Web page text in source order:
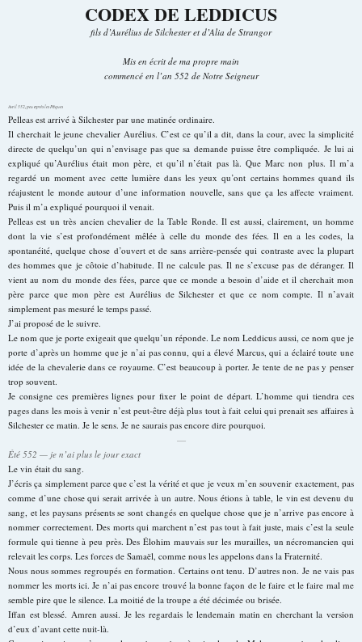
CODEX DE LEDDICUS
fils d’Aurélius de Silchester et d’Alia de Strangor
Mis en écrit de ma propre main
commencé en l’an 552 de Notre Seigneur
Avril 552, peu après les Pâques
Pelleas est arrivé à Silchester par une matinée ordinaire.
Il cherchait le jeune chevalier Aurélius. C’est ce qu’il a dit, dans la cour, avec la simplicité
directe de quelqu’un qui n’envisage pas que sa demande puisse être compliquée. Je lui ai
expliqué qu’Aurélius était mon père, et qu’il n’était pas là. Que Marc non plus. Il m’a
regardé un moment avec cette lumière dans les yeux qu’ont certains hommes quand ils
réajustent le monde autour d’une information nouvelle, sans que ça les affecte vraiment.
Puis il m’a expliqué pourquoi il venait.
Pelleas est un très ancien chevalier de la Table Ronde. Il est aussi, clairement, un homme
dont la vie s’est profondément mêlée à celle du monde des fées. Il en a les codes, la
spontanéité, quelque chose d’ouvert et de sans arrière-pensée qui contraste avec la plupart
des hommes que je côtoie d’habitude. Il ne calcule pas. Il ne s’excuse pas de déranger. Il
vient au nom du monde des fées, parce que ce monde a besoin d’aide et il cherchait mon
père parce que mon père est Aurélius de Silchester et que ce nom compte. Il n’avait
simplement pas mesuré le temps passé.
J’ai proposé de le suivre.
Le nom que je porte exigeait que quelqu’un réponde. Le nom Leddicus aussi, ce nom que je
porte d’après un homme que je n’ai pas connu, qui a élevé Marcus, qui a éclairé toute une
idée de la chevalerie dans ce royaume. C’est beaucoup à porter. Je tente de ne pas y penser
trop souvent.
Je consigne ces premières lignes pour fixer le point de départ. L’homme qui tiendra ces
pages dans les mois à venir n’est peut-être déjà plus tout à fait celui qui prenait ses affaires à
Silchester ce matin. Je le sens. Je ne saurais pas encore dire pourquoi.
—
Été 552 — je n’ai plus le jour exact
Le vin était du sang.
J’écris ça simplement parce que c’est la vérité et que je veux m’en souvenir exactement, pas
comme d’une chose qui serait arrivée à un autre. Nous étions à table, le vin est devenu du
sang, et les paysans présents se sont changés en quelque chose que je n’arrive pas encore à
nommer correctement. Des morts qui marchent n’est pas tout à fait juste, mais c’est la seule
formule qui tienne à peu près. Des Élohim mauvais sur les murailles, un nécromancien qui
relevait les corps. Les forces de Samaël, comme nous les appelons dans la Fraternité.
Nous nous sommes regroupés en formation. Certains ont tenu. D’autres non. Je ne vais pas
nommer les morts ici. Je n’ai pas encore trouvé la bonne façon de le faire et le faire mal me
semble pire que le silence. La moitié de la troupe a été décimée ou brisée.
Iffan est blessé. Amren aussi. Je les regardais le lendemain matin en cherchant la version
d’eux d’avant cette nuit-là.